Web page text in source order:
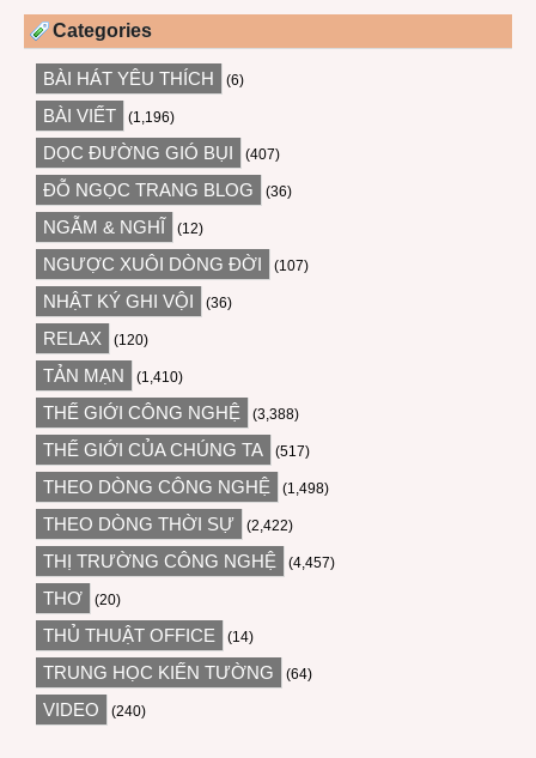
Categories
BÀI HÁT YÊU THÍCH (6)
BÀI VIẾT (1,196)
DỌC ĐƯỜNG GIÓ BỤI (407)
ĐỖ NGỌC TRANG BLOG (36)
NGẪM & NGHĨ (12)
NGƯỢC XUÔI DÒNG ĐỜI (107)
NHẬT KÝ GHI VỘI (36)
RELAX (120)
TẢN MẠN (1,410)
THẾ GIỚI CÔNG NGHỆ (3,388)
THẾ GIỚI CỦA CHÚNG TA (517)
THEO DÒNG CÔNG NGHỆ (1,498)
THEO DÒNG THỜI SỰ (2,422)
THỊ TRƯỜNG CÔNG NGHỆ (4,457)
THƠ (20)
THỦ THUẬT OFFICE (14)
TRUNG HỌC KIẾN TƯỜNG (64)
VIDEO (240)